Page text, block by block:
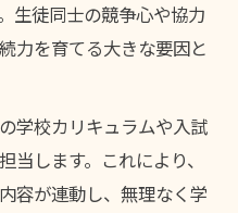
生徒同士の競争心や協力
力を育てる大きな要因と
学校カリキュラムや入試
します。これにより、
容が連動し、無理なく学